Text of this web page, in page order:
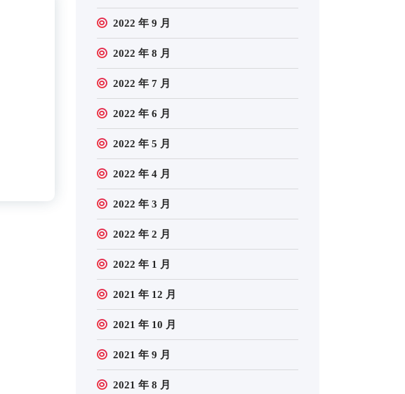
2022 年 9 月
2022 年 8 月
2022 年 7 月
2022 年 6 月
2022 年 5 月
2022 年 4 月
2022 年 3 月
2022 年 2 月
2022 年 1 月
2021 年 12 月
2021 年 10 月
2021 年 9 月
2021 年 8 月